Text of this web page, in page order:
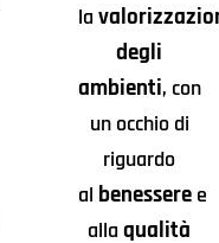
la
degli
ambienti, con
un occhio di
riguardo
al benesseree
allaqualità